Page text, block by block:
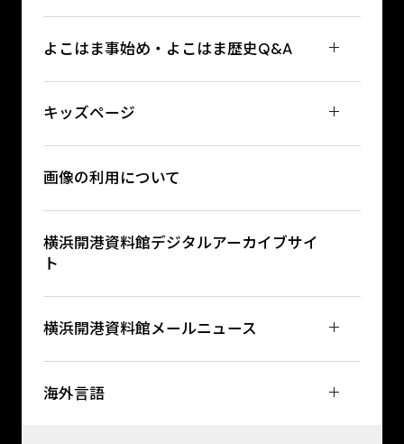
よこはま事始め・よこはま歴史Q&A
キッズページ
画像の利用について
横浜開港資料館デジタルアーカイブサイ
ト
横浜開港資料館メールニュース
海外言語